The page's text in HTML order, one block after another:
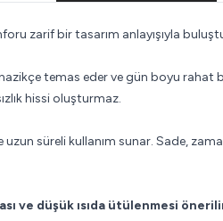
zarif bir tasarım anlayışıyla
temas eder ve gün boyu rahat
hissi oluşturmaz.
süreli kullanım sunar. Sade,
ve düşük ısıda ütülenmesi